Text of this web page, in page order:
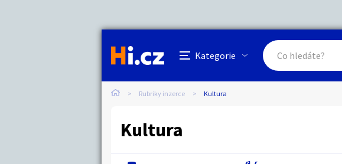
Kategorie
Stroje a nářadí
Rubriky inzerce Kultura
Kultura
Kč
Vzdálenost do